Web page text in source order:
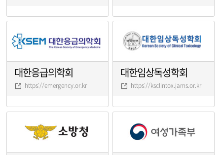
대한응급의학회
https://emergency.or.kr
대한임상독성학회
https://ksclintox.jams.or.kr